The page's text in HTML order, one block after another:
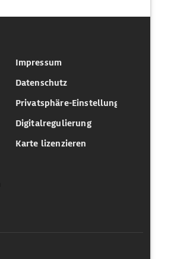
Impressum
Datenschutz
Privatsphäre-Einstellungen
Digitalregulierung
Karte lizenzieren